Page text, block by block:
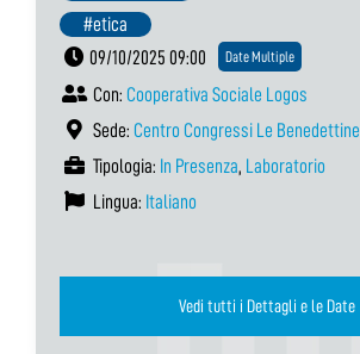
#etica
09/10/2025 09:00
Date Multiple
Con: Cooperativa Sociale Logos
Sede: Centro Congressi Le Benedettine
Tipologia: In Presenza, Laboratorio
Lingua: Italiano
Vedi tutti i Dettagli e le Date